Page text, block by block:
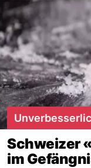
Schweizer
im